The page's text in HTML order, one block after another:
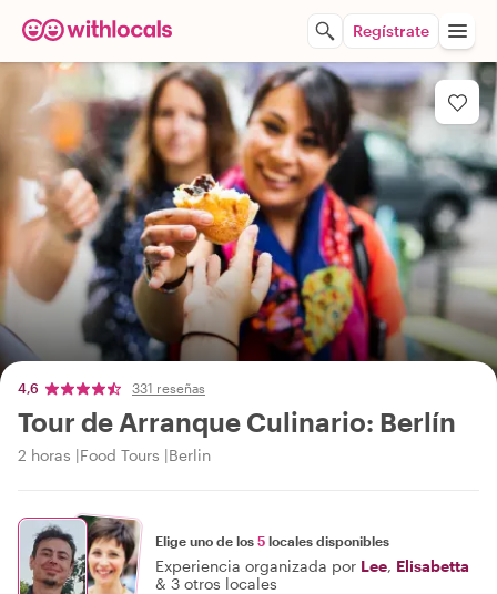
Regístrate
4,6 331 reseñas
Tour de Arranque Culinario: Berlín
2 horas Food Tours Berlin
Elige uno de los 5 locales disponibles
Experiencia organizada por Lee, Elisabetta
& 3 otros locales